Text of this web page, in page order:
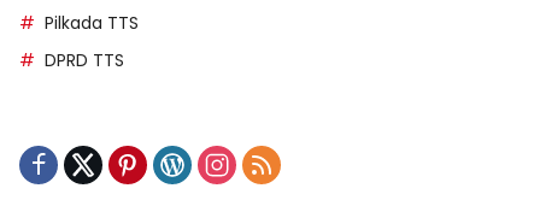
Pilkada TTS
DPRD TTS